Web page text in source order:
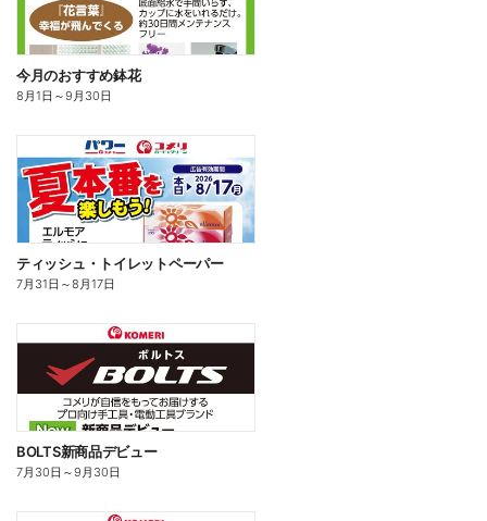
今月のおすすめ鉢花
8月1日 ～9月30日
ティッシュ・トイレットペーパー
7月31日 ～8月17日
BOLTS新商品デビュー
7月30日 ～9月30日